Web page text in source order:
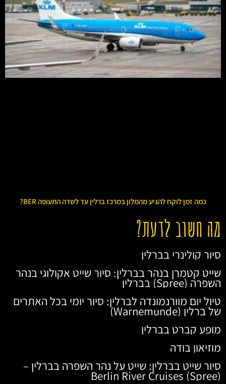
כמה זמן לוקח להגיע מהמלון במרכז ברלין עד לשדה התעופה BER?
מה חשוב לדעת?
סיור קולינרי בברלין
שייט קטמרן בנהר בברלין: סיור שייט אקולוגי בנהר
השפרה (Spree) בברלין
טיול יום מוורנמונדה לברלין: סיור יומי בכל האתרים
של ברלין (Warnemunde)
מופע קברט בברלין
מוזיאון בודה
סיור שייט בברלין: שייט על נהר השפרה בברלין –
Berlin River Cruises (Spree)